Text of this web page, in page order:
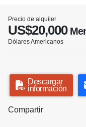
Precio de alquiler
US$20,000
Dólares Americanos
Descargar
información
Compartir